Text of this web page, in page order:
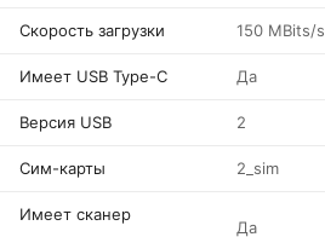
Скорость загрузки 150 MBits/s
Имеет USB Type-C Да
Версия USB 2
Сим-карты 2_sim
Имеет сканер
Да